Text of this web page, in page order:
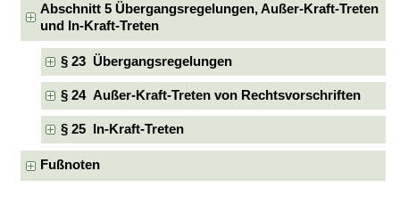
Abschnitt 5 Übergangsregelungen, Außer-Kraft-Treten
und In-Kraft-Treten
§ 23 Übergangsregelungen
§ 24 Außer-Kraft-Treten von Rechtsvorschriften
§ 25 In-Kraft-Treten
Fußnoten